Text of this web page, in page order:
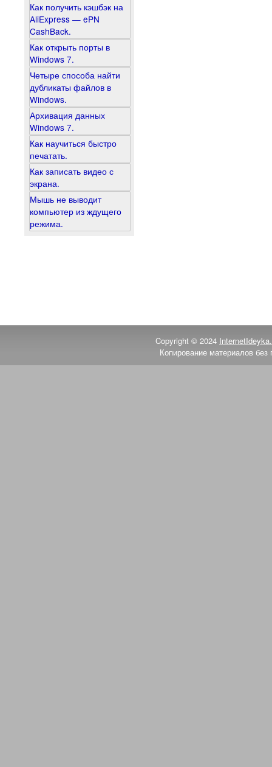
Как получить кэшбэк на
AliExpress — ePN
CashBack.
Как открыть порты в
Windows 7.
Четыре способа найти
дубликаты файлов в
Windows.
Архивация данных
Windows 7.
Как научиться быстро
печатать.
Как записать видео с
экрана.
Мышь не выводит
компьютер из ждущего
режима.
Copyright © 2024
Копирование материалов